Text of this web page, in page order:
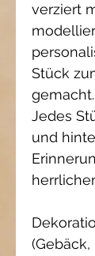
verziert
Stück
gemacht.
Jedes
und